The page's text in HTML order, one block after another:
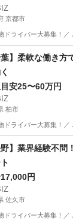
京都市
ドライバー大募集！
貨物
葉】柔軟な働き
目安25〜60万円
柏市
ドライバー大募集！
貨物
野】業界経験不
円
佐久市
ドライバー大募集！